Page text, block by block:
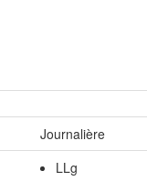
Journalière
LLg